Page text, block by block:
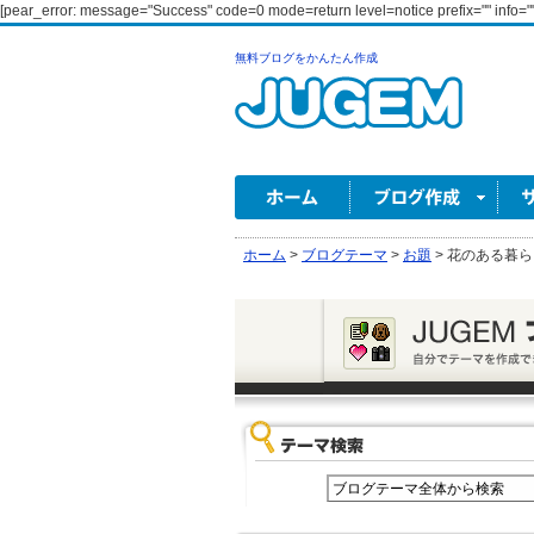
[pear_error: message="Success" code=0 mode=return level=notice prefix=""
無料ブログをかんたん作成
ホーム > ブログテーマ > お題 > 花のある暮